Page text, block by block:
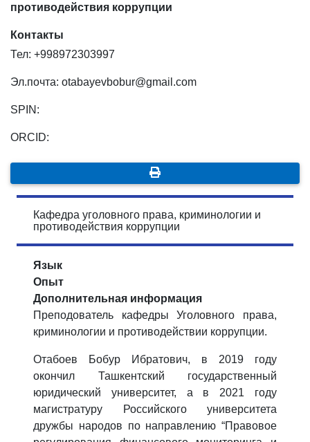
противодействия коррупции
Контакты
Тел: +998972303997
Эл.почта: otabayevbobur@gmail.com
SPIN:
ORCID:
Кафедра уголовного права, криминологии и
противодействия коррупции
Язык
Опыт
Дополнительная информация
Преподователь кафедры Уголовного права,
криминологии и противодействии коррупции.
Отабоев Бобур Ибратович, в 2019 году
окончил Ташкентский государственный
юридический университет, а в 2021 году
магистратуру Российского университета
дружбы народов по направлению “Правовое